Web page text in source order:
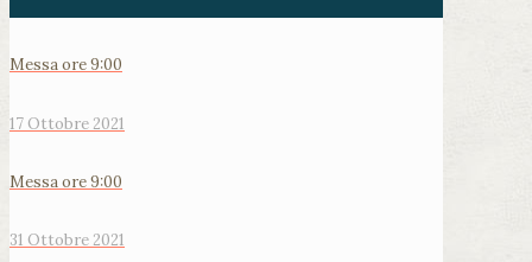
Messa ore 9:00
17 Ottobre 2021
Messa ore 9:00
31 Ottobre 2021